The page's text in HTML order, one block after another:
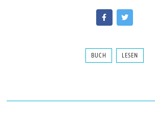
BUCH LESEN